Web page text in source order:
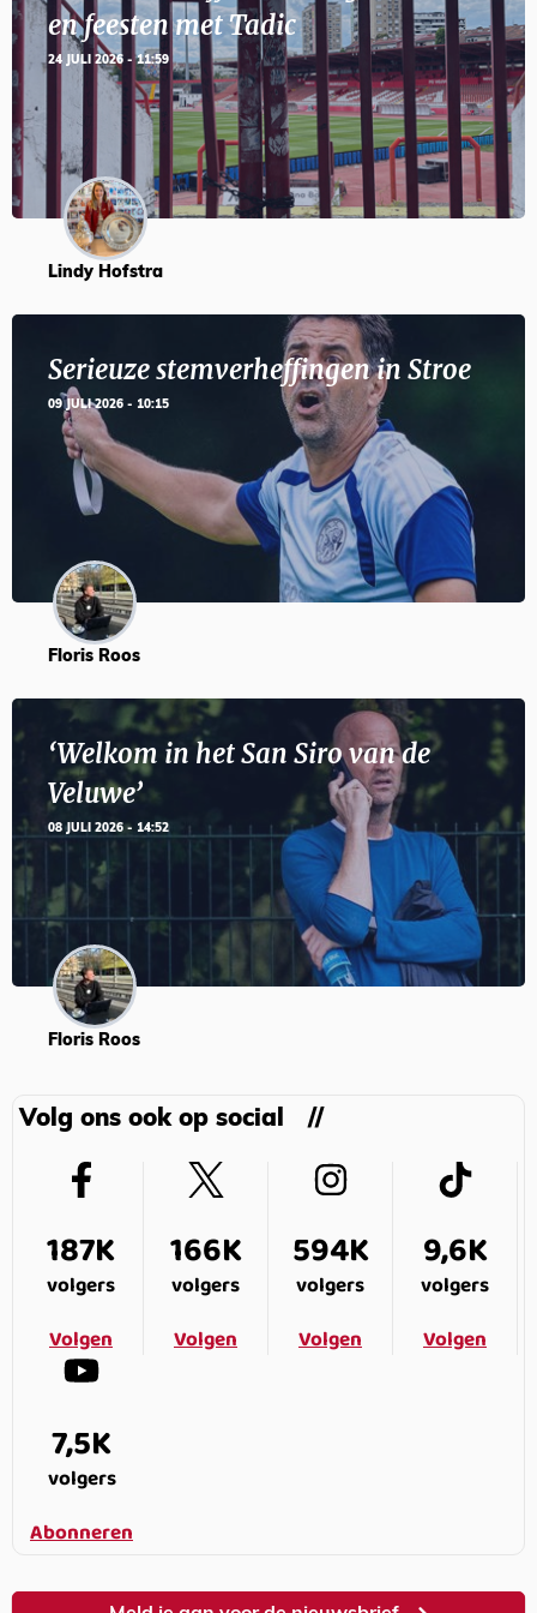
en feesten met Tadic
24 JULI 2026 - 11:59
Lindy Hofstra
Serieuze stemverheffingen in Stroe
09 JULI 2026 - 10:15
Floris Roos
‘Welkom in het San Siro van de
Veluwe’
08 JULI 2026 - 14:52
Floris Roos
Volg ons ook op social
187K
volgers
Volgen
166K
volgers
Volgen
594K
volgers
Volgen
9,6K
volgers
Volgen
7,5K
volgers
Abonneren